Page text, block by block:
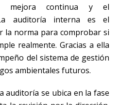
mejora continua y el
auditoría interna es el
la norma para comprobar si
realmente. Gracias a ella
del sistema de gestión
ambientales futuros.
auditoría se ubica en la fase